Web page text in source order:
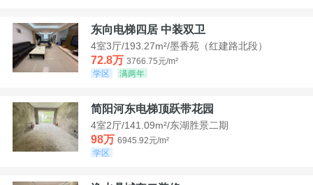
东向电梯四居 中装双卫
4室3厅/193.27m²/墨香苑（红建路北段）
72.8万 3766.75元/m²
学区
满两年
简阳河东电梯顶跃带花园
4室2厅/141.09m²/东湖胜景二期
98万 6945.92元/m²
学区